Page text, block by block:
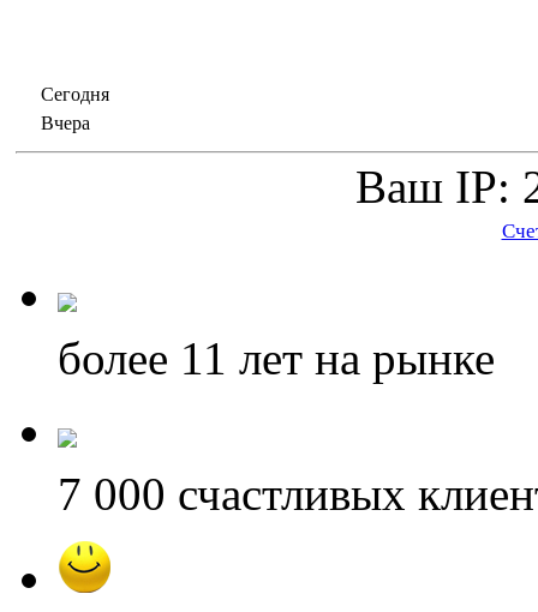
Сегодня
Вчера
Ваш IP:
более 11 лет на рынке
7 000 счастливых